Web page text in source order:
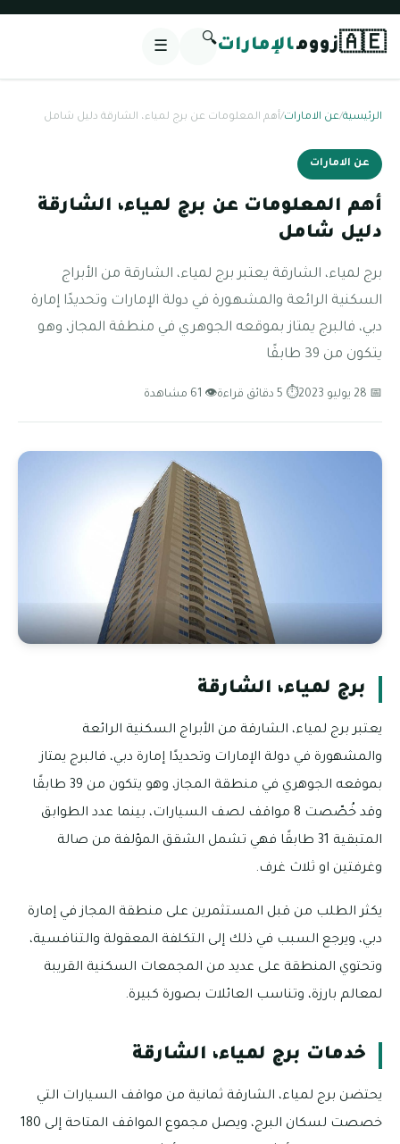
🇦🇪زوومالإمارات🔍
☰
الرئيسية/عن الامارات/أهم المعلومات عن برج لمياء، الشارقة دليل شامل
عن الامارات
أهم المعلومات عن برج لمياء، الشارقة
دليل شامل
برج لمياء، الشارقة يعتبر برج لمياء، الشارقة من الأبراج
السكنية الرائعة والمشهورة في دولة الإمارات وتحديدًا إمارة
دبي، فالبرج يمتاز بموقعه الجوهري في منطقة المجاز، وهو
يتكون من 39 طابقًا
📅 28 يوليو 2023 ⏱ 5 دقائق قراءة 👁 61 مشاهدة
برج لمياء، الشارقة
يعتبر برج لمياء، الشارقة من الأبراج السكنية الرائعة
والمشهورة في دولة الإمارات وتحديدًا إمارة دبي، فالبرج يمتاز
بموقعه الجوهري في منطقة المجاز، وهو يتكون من 39 طابقًا
وقد خُصّصت 8 مواقف لصف السيارات، بينما عدد الطوابق
المتبقية 31 طابقًا فهي تشمل الشقق المؤلفة من صالة
وغرفتين او ثلاث غرف.
يكثر الطلب من قبل المستثمرين على منطقة المجاز في إمارة
دبي، ويرجع السبب في ذلك إلى التكلفة المعقولة والتنافسية،
وتحتوي المنطقة على عديد من المجمعات السكنية القريبة
لمعالم بارزة، وتناسب العائلات بصورة كبيرة.
خدمات برج لمياء، الشارقة
يحتضن برج لمياء، الشارقة ثمانية من مواقف السيارات التي
خصصت لسكان البرج، ويصل مجموع المواقف المتاحة إلى 180